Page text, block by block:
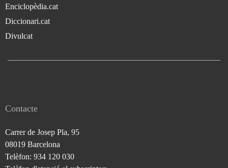
Enciclopèdia.cat
Diccionari.cat
Divulcat
Contacte
Carrer de Josep Pla, 95
08019 Barcelona
Telèfon: 934 120 030